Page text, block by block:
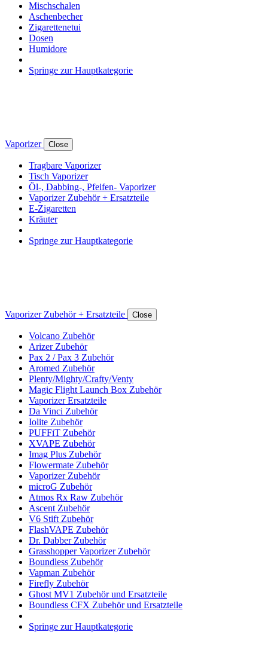
Mischschalen
Aschenbecher
Zigarettenetui
Dosen
Humidore
Springe zur Hauptkategorie
Vaporizer Close
Tragbare Vaporizer
Tisch Vaporizer
Öl-, Dabbing-, Pfeifen- Vaporizer
Vaporizer Zubehör + Ersatzteile
E-Zigaretten
Kräuter
Springe zur Hauptkategorie
Vaporizer Zubehör + Ersatzteile Close
Volcano Zubehör
Arizer Zubehör
Pax 2 / Pax 3 Zubehör
Aromed Zubehör
Plenty/Mighty/Crafty/Venty
Magic Flight Launch Box Zubehör
Vaporizer Ersatzteile
Da Vinci Zubehör
Iolite Zubehör
PUFFiT Zubehör
XVAPE Zubehör
Imag Plus Zubehör
Flowermate Zubehör
Vaporizer Zubehör
microG Zubehör
Atmos Rx Raw Zubehör
Ascent Zubehör
V6 Stift Zubehör
FlashVAPE Zubehör
Dr. Dabber Zubehör
Grasshopper Vaporizer Zubehör
Boundless Zubehör
Vapman Zubehör
Firefly Zubehör
Ghost MV1 Zubehör und Ersatzteile
Boundless CFX Zubehör und Ersatzteile
Springe zur Hauptkategorie